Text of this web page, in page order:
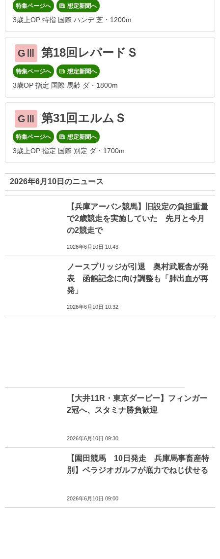
特集ページへ 想定新聞へ
3歳上OP 特指 国際 ハンデ 芝・1200m
GⅢ 第18回レパードＳ
特集ページへ 想定新聞へ
3歳OP 指定 国際 馬齢 ダ・1800m
GⅢ 第31回エルムＳ
特集ページへ 想定新聞へ
3歳上OP 指定 国際 別定 ダ・1700m
2026年6月10日のニュース
【兵庫アーバン競馬】旧設定の負担重量
で2歳競走を実施していた 先月と今月
の2競走で
2026年6月10日 10:43
ノースブリッジが引退 奥村武厩舎が発
表 函館記念に向け調整も「肺出血が再
発」
2026年6月10日 10:32
【大井11R・東京ダービー】フィンガー
2冠へ、スタミナ勝負歓迎
2026年6月10日 09:30
【園田競馬 10日発走 兵庫馬事畜産特
別】ベラジオガルフが底力でねじ伏せる
2026年6月10日 09:00